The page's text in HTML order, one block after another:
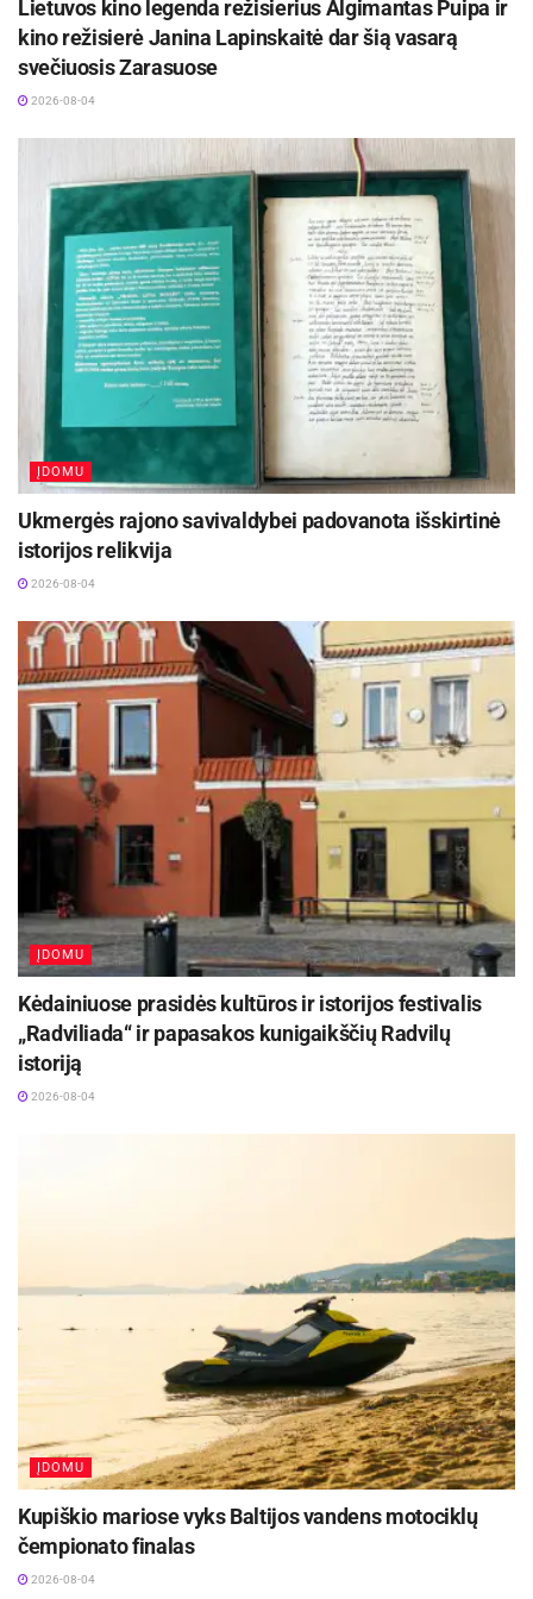
Žymos: Paštas
Lietuvos kino legenda režisierius Algimantas Puipa ir
kino režisierė Janina Lapinskaitė dar šią vasarą
svečiuosis Zarasuose
2026-08-04
ĮDOMU
Ukmergės rajono savivaldybei padovanota išskirtinė
istorijos relikvija
2026-08-04
ĮDOMU
Kėdainiuose prasidės kultūros ir istorijos festivalis
„Radviliada“ ir papasakos kunigaikščių Radvilų
istoriją
2026-08-04
ĮDOMU
Kupiškio mariose vyks Baltijos vandens motociklų
čempionato finalas
2026-08-04